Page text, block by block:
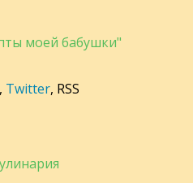
моей бабушки"
, Twitter, RSS